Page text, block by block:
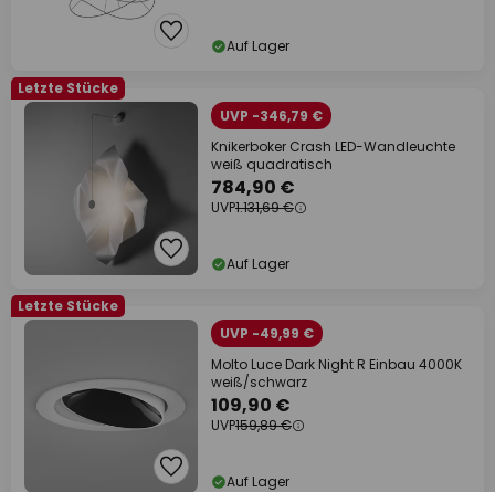
Auf Lager
Letzte Stücke
UVP -346,79 €
Knikerboker Crash LED-Wandleuchte
weiß quadratisch
784,90 €
UVP1.131,69 €
Auf Lager
Letzte Stücke
UVP -49,99 €
Molto Luce Dark Night R Einbau 4000K
weiß/schwarz
109,90 €
UVP159,89 €
Auf Lager